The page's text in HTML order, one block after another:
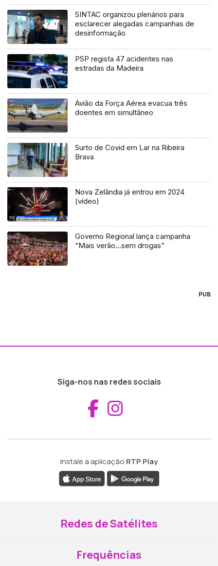
SINTAC organizou plenários para
esclarecer alegadas campanhas de
desinformação
PSP regista 47 acidentes nas
estradas da Madeira
Avião da Força Aérea evacua três
doentes em simultâneo
Surto de Covid em Lar na Ribeira
Brava
Nova Zelândia já entrou em 2024
(vídeo)
Governo Regional lança campanha
“Mais verão…sem drogas”
PUB
Siga-nos nas redes sociais
Aceder ao
Instale a aplicação RTP Play
Redes de Satélites
Frequências